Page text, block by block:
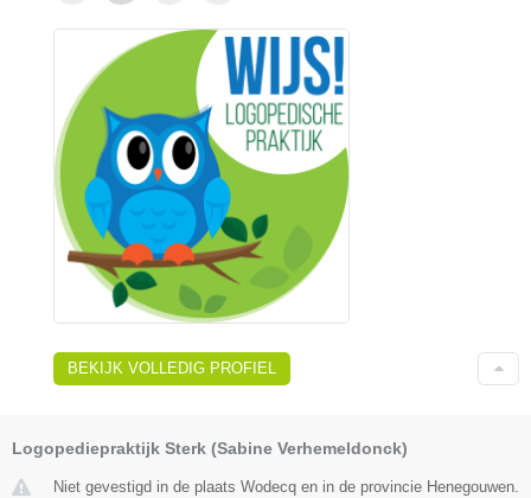
BEKIJK VOLLEDIG PROFIEL
Logopediepraktijk Sterk (Sabine Verhemeldonck)
Niet gevestigd in de plaats Wodecq en in de provincie Henegouwen.